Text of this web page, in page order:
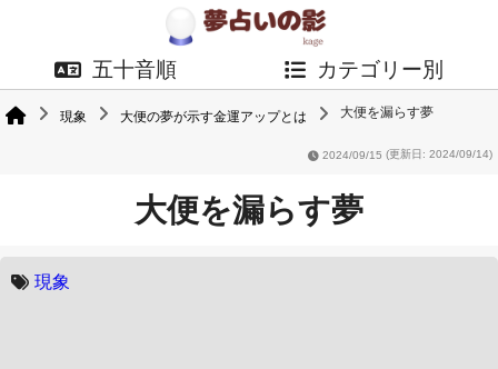
五十音順 カテゴリー別
現象 大便の夢が示す金運アップとは 大便を漏らす夢
2024/09/15 (更新日: 2024/09/14)
大便を漏らす夢
現象